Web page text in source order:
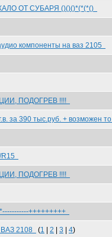
ОТ СУБАРЯ ()()()*(*(*()
компоненты на ваз 2105
ПОДОГРЕВ !!!!
за 390 тыс.руб. + возможен то
ПОДОГРЕВ !!!!
+++++++++
ВАЗ 2108 (1 2 3 4)